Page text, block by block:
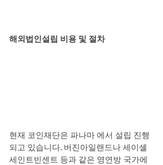
해외법인설립 비용 및 절차
현재 코인재단은 파나마 에서 설립 진행
되고 있습니다. 버진아일랜드나 세이셸
세인트빈센트 등과 같은 영연방 국가에